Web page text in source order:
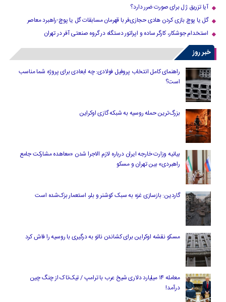
آیا تزریق ژل برای صورت ضرر دارد​؟
گل یا پوچ بازی کردن هادی حجازی‌فر با قهرمان مسابقات گل یا پوچ-راهبرد معاصر
استخدام جوشکار، کارگر ساده و اپراتور دستگاه در گروه صنعتی آفر در تهران
خبر روز
راهنمای کامل انتخاب پروفیل فولادی: چه ابعادی برای پروژه شما مناسب
است؟
بزرگ‌ترین حمله روسیه به شبکه گازی اوکراین
بیانیه وزارت خارجه ایران درباره لازم‌ الاجرا شدن «معاهده مشارکت جامع
راهبردی» بین تهران و مسکو
گاردین: بازسازی غزه به سبک کوشنر و بلر، استعمار بزک‌شده است
مسکو نقشه اوکراین برای کشاندن ناتو به درگیری با روسیه را فاش کرد
معامله ۱۴ میلیارد دلاری شیخ عرب با ترامپ / تیک‌تاک از چنگ چین
درآمد!